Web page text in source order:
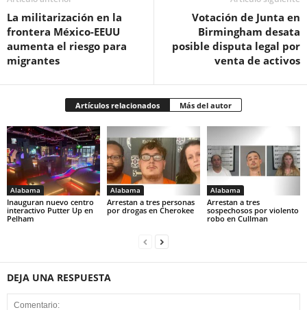
La militarización en la
frontera México-EEUU
aumenta el riesgo para
migrantes
Votación de Junta en
Birmingham desata
posible disputa legal por
venta de activos
Artículos relacionados Más del autor
Alabama
Inauguran nuevo centro
interactivo Putter Up en
Pelham
Alabama
Arrestan a tres personas
por drogas en Cherokee
Alabama
Arrestan a tres
sospechosos por violento
robo en Cullman
DEJA UNA RESPUESTA